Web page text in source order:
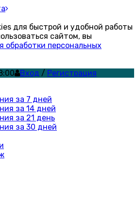
для быстрой и удобной работы
сайтом, вы
обработки персональных
Вход / Регистрация
за 7 дней
за 14 дней
за 21 день
за 30 дней